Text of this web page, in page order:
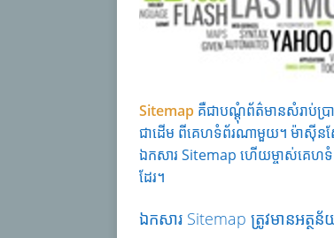
Sitemap គឺជាបណ្តុំព័ត៌មានសំរាប់ប្
ជាដើម ពីគេហទំព័រណាមួយ។ ម៉ាស៊ីនស្វ
ឯកសារ Sitemap ហើយម្ចាស់គេហទំព័
ដែរ។
ឯកសារ Sitemap ត្រូវមានអត្ថ